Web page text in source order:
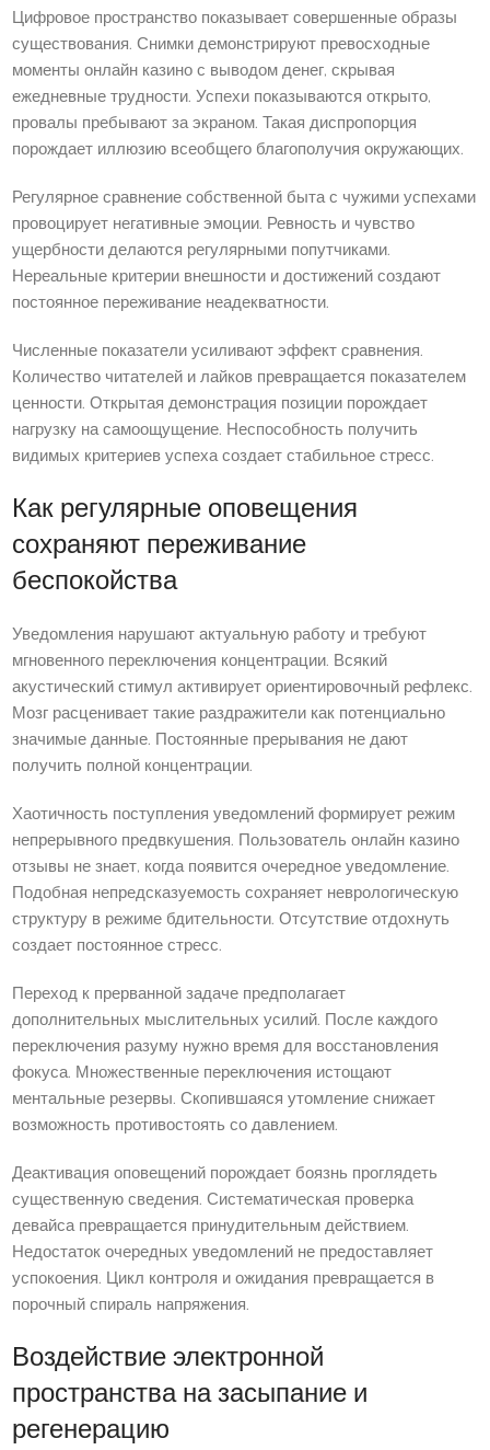
Цифровое пространство показывает совершенные образы
существования. Снимки демонстрируют превосходные
моменты онлайн казино с выводом денег, скрывая
ежедневные трудности. Успехи показываются открыто,
провалы пребывают за экраном. Такая диспропорция
порождает иллюзию всеобщего благополучия окружающих.
Регулярное сравнение собственной быта с чужими успехами
провоцирует негативные эмоции. Ревность и чувство
ущербности делаются регулярными попутчиками.
Нереальные критерии внешности и достижений создают
постоянное переживание неадекватности.
Численные показатели усиливают эффект сравнения.
Количество читателей и лайков превращается показателем
ценности. Открытая демонстрация позиции порождает
нагрузку на самоощущение. Неспособность получить
видимых критериев успеха создает стабильное стресс.
Как регулярные оповещения
сохраняют переживание
беспокойства
Уведомления нарушают актуальную работу и требуют
мгновенного переключения концентрации. Всякий
акустический стимул активирует ориентировочный рефлекс.
Мозг расценивает такие раздражители как потенциально
значимые данные. Постоянные прерывания не дают
получить полной концентрации.
Хаотичность поступления уведомлений формирует режим
непрерывного предвкушения. Пользователь онлайн казино
отзывы не знает, когда появится очередное уведомление.
Подобная непредсказуемость сохраняет неврологическую
структуру в режиме бдительности. Отсутствие отдохнуть
создает постоянное стресс.
Переход к прерванной задаче предполагает
дополнительных мыслительных усилий. После каждого
переключения разуму нужно время для восстановления
фокуса. Множественные переключения истощают
ментальные резервы. Скопившаяся утомление снижает
возможность противостоять со давлением.
Деактивация оповещений порождает боязнь проглядеть
существенную сведения. Систематическая проверка
девайса превращается принудительным действием.
Недостаток очередных уведомлений не предоставляет
успокоения. Цикл контроля и ожидания превращается в
порочный спираль напряжения.
Воздействие электронной
пространства на засыпание и
регенерацию